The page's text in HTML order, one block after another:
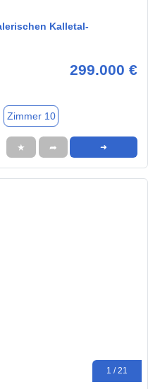
Kalletal-
299.000 €
Zimmer 10
★ ➦ ➜
1 / 21